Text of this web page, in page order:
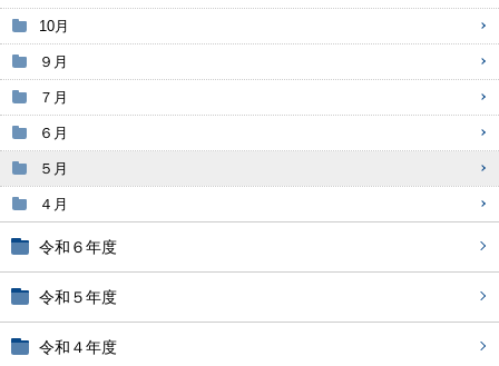
10月
９月
７月
６月
５月
４月
令和６年度
令和５年度
令和４年度